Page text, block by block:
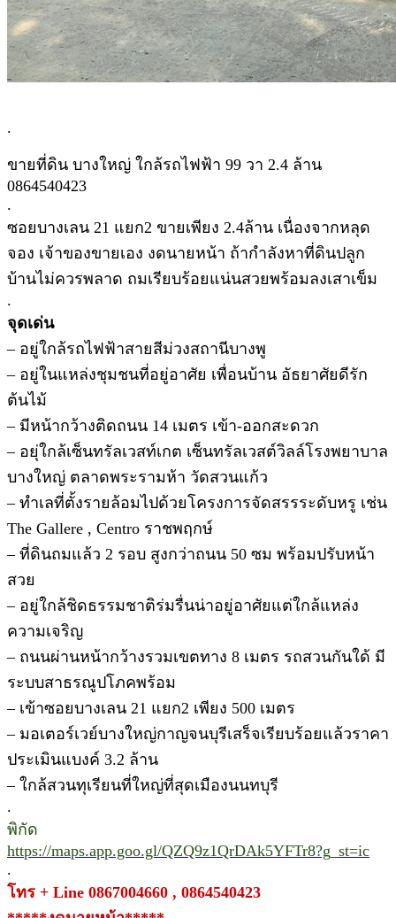
.
ขายที่ดิน บางใหญ่ ใกล้รถไฟฟ้า 99 วา 2.4 ล้าน
0864540423
.
ซอยบางเลน 21 แยก2 ขายเพียง 2.4ล้าน เนื่องจากหลุด
จอง เจ้าของขายเอง งดนายหน้า ถ้ากำลังหาที่ดินปลูก
บ้านไม่ควรพลาด ถมเรียบร้อยแน่นสวยพร้อมลงเสาเข็ม
.
จุดเด่น
– อยู่ใกล้รถไฟฟ้าสายสีม่วงสถานีบางพู
– อยู่ในแหล่งชุมชนที่อยู่อาศัย เพื่อนบ้าน อัธยาศัยดีรัก
ต้นไม้
– มีหน้ากว้างติดถนน 14 เมตร เข้า-ออกสะดวก
– อยุ่ใกล้เซ็นทรัลเวสท์เกต เซ็นทรัลเวสต์วิลล์โรงพยาบาล
บางใหญ่ ตลาดพระรามห้า วัดสวนแก้ว
– ทำเลที่ตั้งรายล้อมไปด้วยโครงการจัดสรรระดับหรู เช่น
The Gallere , Centro ราชพฤกษ์
– ที่ดินถมแล้ว 2 รอบ สูงกว่าถนน 50 ซม พร้อมปรับหน้า
สวย
– อยู่ใกล้ชิดธรรมชาติร่มรื่นน่าอยู่อาศัยแต่ใกล้แหล่ง
ความเจริญ
– ถนนผ่านหน้ากว้างรวมเขตทาง 8 เมตร รถสวนกันใด้ มี
ระบบสาธรณูปโภคพร้อม
– เข้าซอยบางเลน 21 แยก2 เพียง 500 เมตร
– มอเตอร์เวย์บางใหญ่กาญจนบุรีเสร็จเรียบร้อยแล้วราคา
ประเมินแบงค์ 3.2 ล้าน
– ใกล้สวนทุเรียนที่ใหญ่ที่สุดเมืองนนทบุรี
.
พิกัด
https://maps.app.goo.gl/QZQ9z1QrDAk5YFTr8?g_st=ic
.
โทร + Line 0867004660 , 0864540423